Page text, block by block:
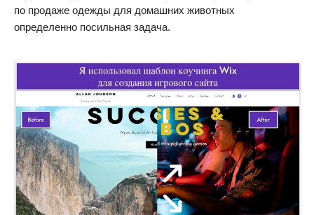
по продаже одежды для домашних животных
определенно посильная задача.